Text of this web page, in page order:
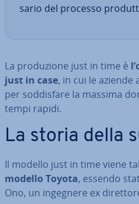
sa­rio del processo
La pro­du­zio­ne just in time è
just in case, in cui le
per sod­di­sfa­re la massima
tempi rapidi.
La storia della
Il modello just in time viene
modello Toyota, essendo
Ono, un ingegnere ex